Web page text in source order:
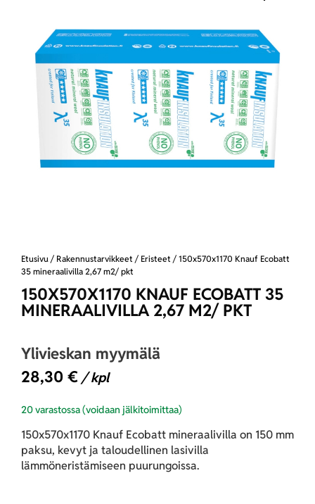
Etusivu / Rakennustarvikkeet / Eristeet / 150x570x1170 Knauf Ecobatt
35 mineraalivilla 2,67 m2/ pkt
150X570X1170 KNAUF ECOBATT 35
MINERAALIVILLA 2,67 M2/ PKT
Ylivieskan myymälä
28,30 € / kpl
20 varastossa (voidaan jälkitoimittaa)
150x570x1170 Knauf Ecobatt mineraalivilla on 150 mm
paksu, kevyt ja taloudellinen lasivilla
lämmöneristämiseen puurungoissa.